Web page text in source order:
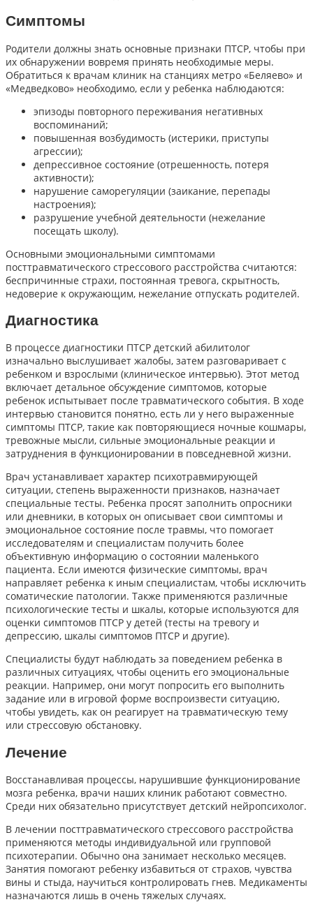
Симптомы
Родители должны знать основные признаки ПТСР, чтобы при
их обнаружении вовремя принять необходимые меры.
Обратиться к врачам клиник на станциях метро «Беляево» и
«Медведково» необходимо, если у ребенка наблюдаются:
эпизоды повторного переживания негативных
воспоминаний;
повышенная возбудимость (истерики, приступы
агрессии);
депрессивное состояние (отрешенность, потеря
активности);
нарушение саморегуляции (заикание, перепады
настроения);
разрушение учебной деятельности (нежелание
посещать школу).
Основными эмоциональными симптомами
посттравматического стрессового расстройства считаются:
беспричинные страхи, постоянная тревога, скрытность,
недоверие к окружающим, нежелание отпускать родителей.
Диагностика
В процессе диагностики ПТСР детский абилитолог
изначально выслушивает жалобы, затем разговаривает с
ребенком и взрослыми (клиническое интервью). Этот метод
включает детальное обсуждение симптомов, которые
ребенок испытывает после травматического события. В ходе
интервью становится понятно, есть ли у него выраженные
симптомы ПТСР, такие как повторяющиеся ночные кошмары,
тревожные мысли, сильные эмоциональные реакции и
затруднения в функционировании в повседневной жизни.
Врач устанавливает характер психотравмирующей
ситуации, степень выраженности признаков, назначает
специальные тесты. Ребенка просят заполнить опросники
или дневники, в которых он описывает свои симптомы и
эмоциональное состояние после травмы, что помогает
исследователям и специалистам получить более
объективную информацию о состоянии маленького
пациента. Если имеются физические симптомы, врач
направляет ребенка к иным специалистам, чтобы исключить
соматические патологии. Также применяются различные
психологические тесты и шкалы, которые используются для
оценки симптомов ПТСР у детей (тесты на тревогу и
депрессию, шкалы симптомов ПТСР и другие).
Специалисты будут наблюдать за поведением ребенка в
различных ситуациях, чтобы оценить его эмоциональные
реакции. Например, они могут попросить его выполнить
задание или в игровой форме воспроизвести ситуацию,
чтобы увидеть, как он реагирует на травматическую тему
или стрессовую обстановку.
Лечение
Восстанавливая процессы, нарушившие функционирование
мозга ребенка, врачи наших клиник работают совместно.
Среди них обязательно присутствует детский нейропсихолог.
В лечении посттравматического стрессового расстройства
применяются методы индивидуальной или групповой
психотерапии. Обычно она занимает несколько месяцев.
Занятия помогают ребенку избавиться от страхов, чувства
вины и стыда, научиться контролировать гнев. Медикаменты
назначаются лишь в очень тяжелых случаях.